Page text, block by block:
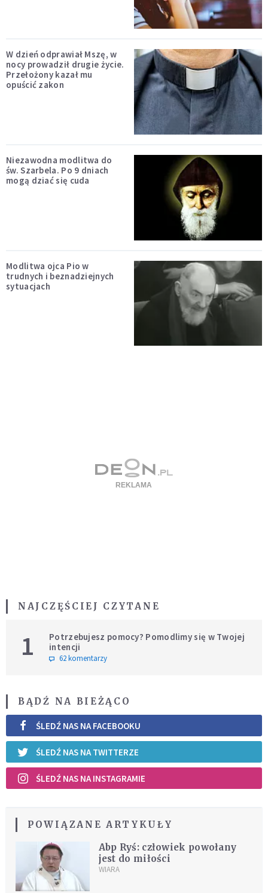
W dzień odprawiał Mszę, w
nocy prowadził drugie życie.
Przełożony kazał mu
opuścić zakon
Niezawodna modlitwa do
św. Szarbela. Po 9 dniach
mogą dziać się cuda
Modlitwa ojca Pio w
trudnych i beznadziejnych
sytuacjach
NAJCZĘŚCIEJ CZYTANE
1
Potrzebujesz pomocy? Pomodlimy się w Twojej
intencji
62 komentarzy
BĄDŹ NA BIEŻĄCO
ŚLEDŹ NAS NA FACEBOOKU
ŚLEDŹ NAS NA TWITTERZE
ŚLEDŹ NAS NA INSTAGRAMIE
POWIĄZANE ARTYKUŁY
Abp Ryś: człowiek powołany
jest do miłości
WIARA